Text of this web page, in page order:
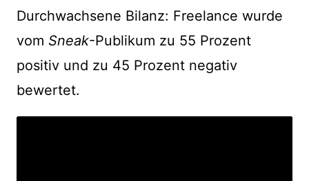
Durchwachsene Bilanz: Freelance wurde
vom Sneak-Publikum zu 55 Prozent
positiv und zu 45 Prozent negativ
bewertet.